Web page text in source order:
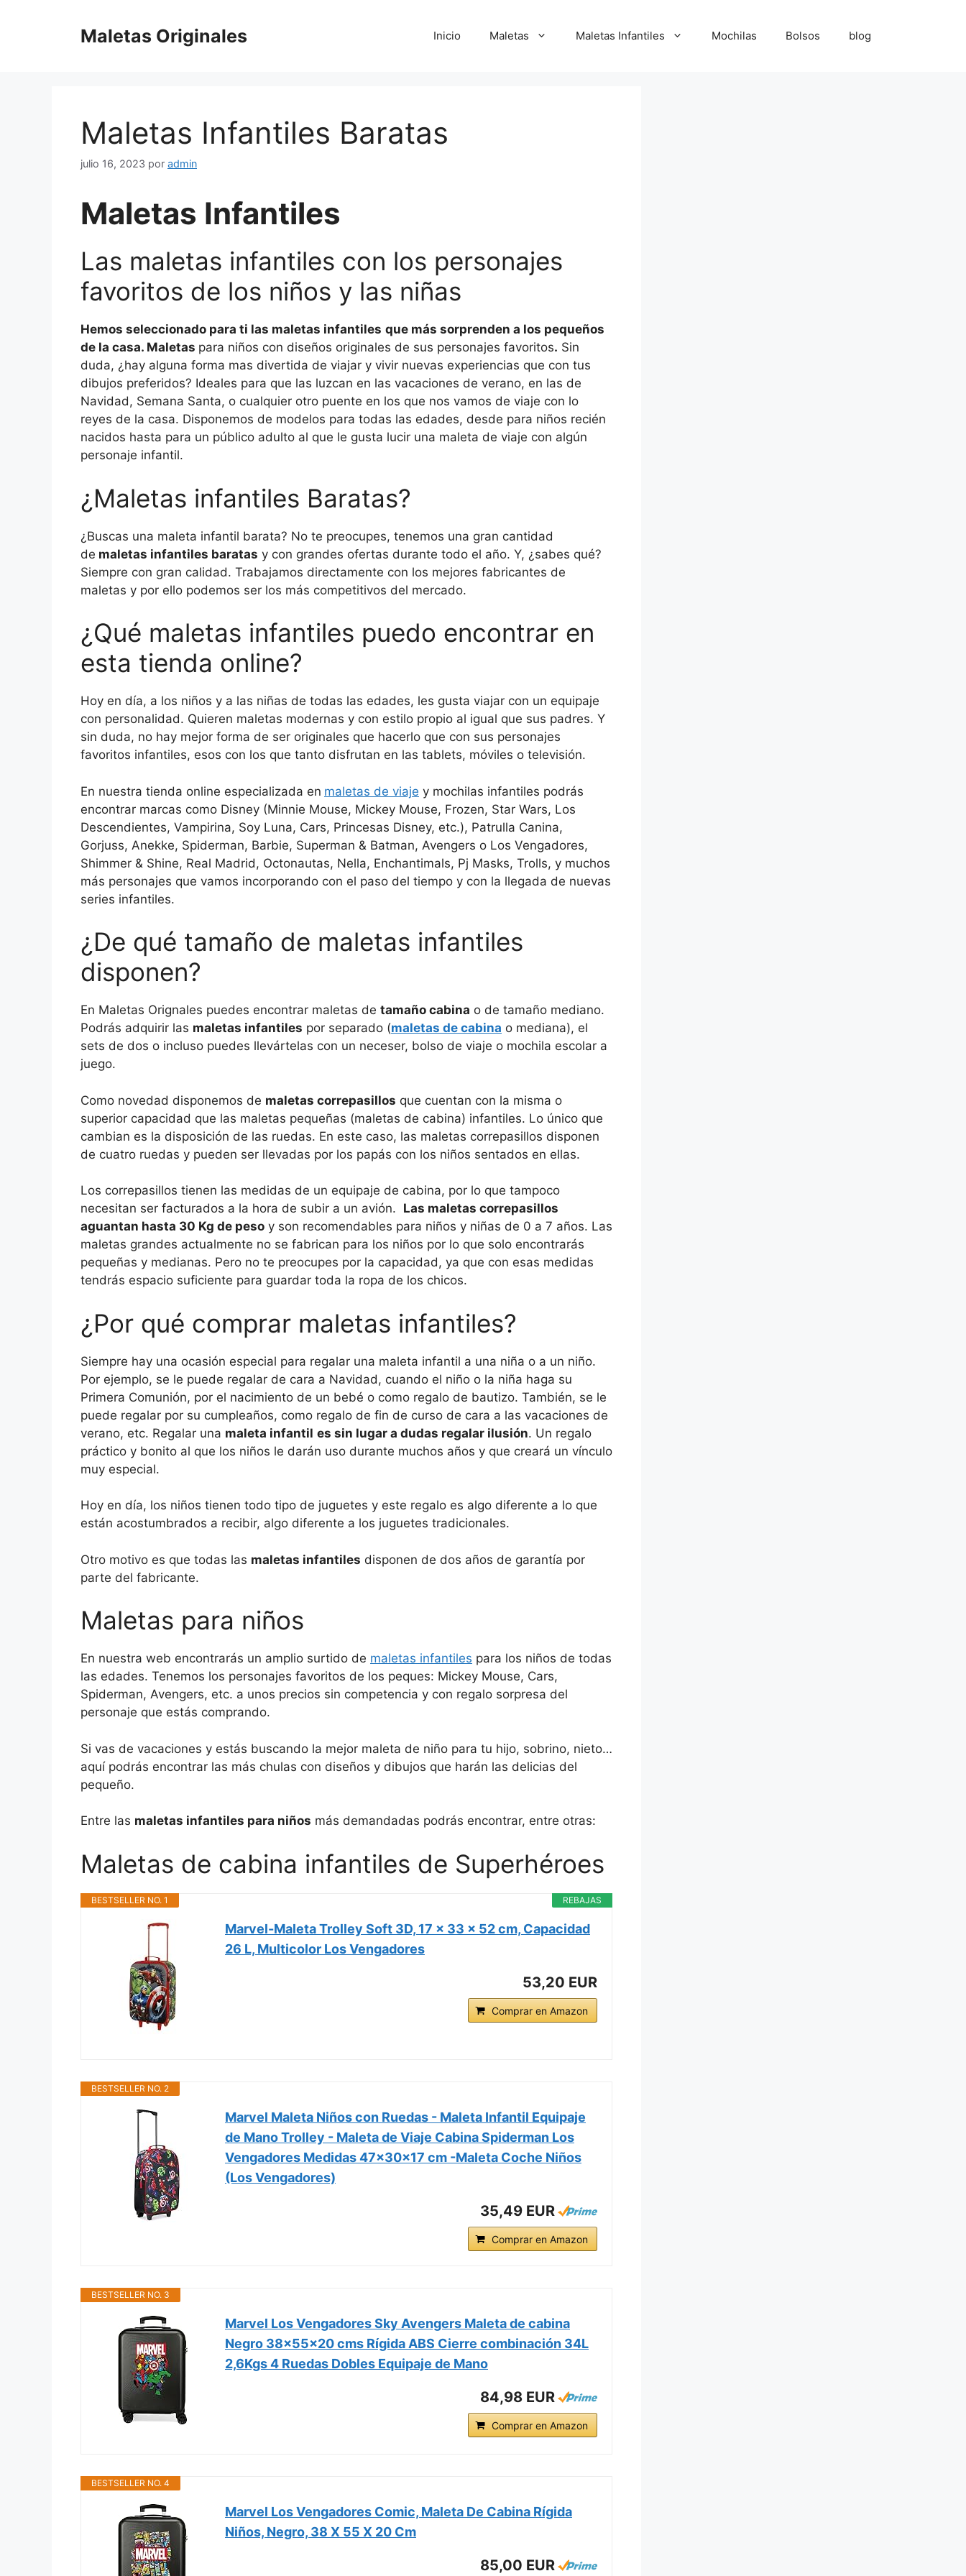
Maletas Originales Inicio Maletas Maletas Infantiles Mochilas Bolsos blog
Maletas Infantiles Baratas
julio 16, 2023 por admin
Maletas Infantiles
Las maletas infantiles con los personajes
favoritos de los niños y las niñas
Hemos seleccionado para ti las maletas infantiles que más sorprenden a los pequeños
de la casa. Maletas para niños con diseños originales de sus personajes favoritos. Sin
duda, ¿hay alguna forma mas divertida de viajar y vivir nuevas experiencias que con tus
dibujos preferidos? Ideales para que las luzcan en las vacaciones de verano, en las de
Navidad, Semana Santa, o cualquier otro puente en los que nos vamos de viaje con lo
reyes de la casa. Disponemos de modelos para todas las edades, desde para niños recién
nacidos hasta para un público adulto al que le gusta lucir una maleta de viaje con algún
personaje infantil.
¿Maletas infantiles Baratas?
¿Buscas una maleta infantil barata? No te preocupes, tenemos una gran cantidad
de maletas infantiles baratas y con grandes ofertas durante todo el año. Y, ¿sabes qué?
Siempre con gran calidad. Trabajamos directamente con los mejores fabricantes de
maletas y por ello podemos ser los más competitivos del mercado.
¿Qué maletas infantiles puedo encontrar en
esta tienda online?
Hoy en día, a los niños y a las niñas de todas las edades, les gusta viajar con un equipaje
con personalidad. Quieren maletas modernas y con estilo propio al igual que sus padres. Y
sin duda, no hay mejor forma de ser originales que hacerlo que con sus personajes
favoritos infantiles, esos con los que tanto disfrutan en las tablets, móviles o televisión.
En nuestra tienda online especializada en maletas de viaje y mochilas infantiles podrás
encontrar marcas como Disney (Minnie Mouse, Mickey Mouse, Frozen, Star Wars, Los
Descendientes, Vampirina, Soy Luna, Cars, Princesas Disney, etc.), Patrulla Canina,
Gorjuss, Anekke, Spiderman, Barbie, Superman & Batman, Avengers o Los Vengadores,
Shimmer & Shine, Real Madrid, Octonautas, Nella, Enchantimals, Pj Masks, Trolls, y muchos
más personajes que vamos incorporando con el paso del tiempo y con la llegada de nuevas
series infantiles.
¿De qué tamaño de maletas infantiles
disponen?
En Maletas Orignales puedes encontrar maletas de tamaño cabina o de tamaño mediano.
Podrás adquirir las maletas infantiles por separado (maletas de cabina o mediana), el
sets de dos o incluso puedes llevártelas con un neceser, bolso de viaje o mochila escolar a
juego.
Como novedad disponemos de maletas correpasillos que cuentan con la misma o
superior capacidad que las maletas pequeñas (maletas de cabina) infantiles. Lo único que
cambian es la disposición de las ruedas. En este caso, las maletas correpasillos disponen
de cuatro ruedas y pueden ser llevadas por los papás con los niños sentados en ellas.
Los correpasillos tienen las medidas de un equipaje de cabina, por lo que tampoco
necesitan ser facturados a la hora de subir a un avión. Las maletas correpasillos
aguantan hasta 30 Kg de peso y son recomendables para niños y niñas de 0 a 7 años. Las
maletas grandes actualmente no se fabrican para los niños por lo que solo encontrarás
pequeñas y medianas. Pero no te preocupes por la capacidad, ya que con esas medidas
tendrás espacio suficiente para guardar toda la ropa de los chicos.
¿Por qué comprar maletas infantiles?
Siempre hay una ocasión especial para regalar una maleta infantil a una niña o a un niño.
Por ejemplo, se le puede regalar de cara a Navidad, cuando el niño o la niña haga su
Primera Comunión, por el nacimiento de un bebé o como regalo de bautizo. También, se le
puede regalar por su cumpleaños, como regalo de fin de curso de cara a las vacaciones de
verano, etc. Regalar una maleta infantil es sin lugar a dudas regalar ilusión. Un regalo
práctico y bonito al que los niños le darán uso durante muchos años y que creará un vínculo
muy especial.
Hoy en día, los niños tienen todo tipo de juguetes y este regalo es algo diferente a lo que
están acostumbrados a recibir, algo diferente a los juguetes tradicionales.
Otro motivo es que todas las maletas infantiles disponen de dos años de garantía por
parte del fabricante.
Maletas para niños
En nuestra web encontrarás un amplio surtido de maletas infantiles para los niños de todas
las edades. Tenemos los personajes favoritos de los peques: Mickey Mouse, Cars,
Spiderman, Avengers, etc. a unos precios sin competencia y con regalo sorpresa del
personaje que estás comprando.
Si vas de vacaciones y estás buscando la mejor maleta de niño para tu hijo, sobrino, nieto…
aquí podrás encontrar las más chulas con diseños y dibujos que harán las delicias del
pequeño.
Entre las maletas infantiles para niños más demandadas podrás encontrar, entre otras:
Maletas de cabina infantiles de Superhéroes
REBAJAS
BESTSELLER NO. 1
Marvel-Maleta Trolley Soft 3D, 17 x 33 x 52 cm, Capacidad
26 L, Multicolor Los Vengadores
53,20 EUR
Comprar en Amazon
BESTSELLER NO. 2
Marvel Maleta Niños con Ruedas - Maleta Infantil Equipaje
de Mano Trolley - Maleta de Viaje Cabina Spiderman Los
Vengadores Medidas 47x30x17 cm -Maleta Coche Niños
(Los Vengadores)
35,49 EUR
Comprar en Amazon
BESTSELLER NO. 3
Marvel Los Vengadores Sky Avengers Maleta de cabina
Negro 38x55x20 cms Rígida ABS Cierre combinación 34L
2,6Kgs 4 Ruedas Dobles Equipaje de Mano
84,98 EUR
Comprar en Amazon
BESTSELLER NO. 4
Marvel Los Vengadores Comic, Maleta De Cabina Rígida
Niños, Negro, 38 X 55 X 20 Cm
85,00 EUR